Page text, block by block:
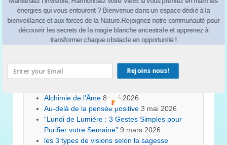
Le pouvoir des chiffres et des lettres 24
juillet 2026
Le secret pour un sommeil protégé…
“Bulle de Sérénité et Protection du
Alchimie de l’Âme 8 mai 2026
Au-delà de la pensée positive 3 mai 2026
“Lundi de Lumière : 3 Gestes Simples pour
Purifier votre Semaine” 9 mars 2026
les 3 types de visions selon la sagesse
énergies qui vous entourent ? Bienvenue dans un espace dédié à la
bienveillance et aux forces de la Nature.Rejoignez notre communauté pour
découvrir les secrets de la magie blanche ancestrale et apprenez à
transformer chaque obstacle en opportunité !
Rejoins nous!